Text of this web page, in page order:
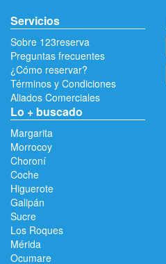
Servicios
Sobre 123reserva
Preguntas frecuentes
¿Cómo reservar?
Términos y Condiciones
Aliados Comerciales
Lo + buscado
Margarita
Morrocoy
Choroní
Coche
Higuerote
Galipán
Sucre
Los Roques
Mérida
Ocumare